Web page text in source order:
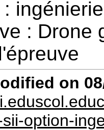
: Drone
on
option-